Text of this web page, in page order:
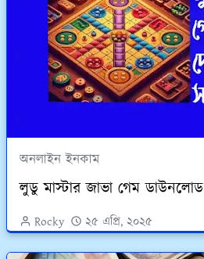
অনলাইন ইনকাম
লুডু মাস্টার জাভা গেম
Rocky ২৫ এপ্রি, ২০২৫